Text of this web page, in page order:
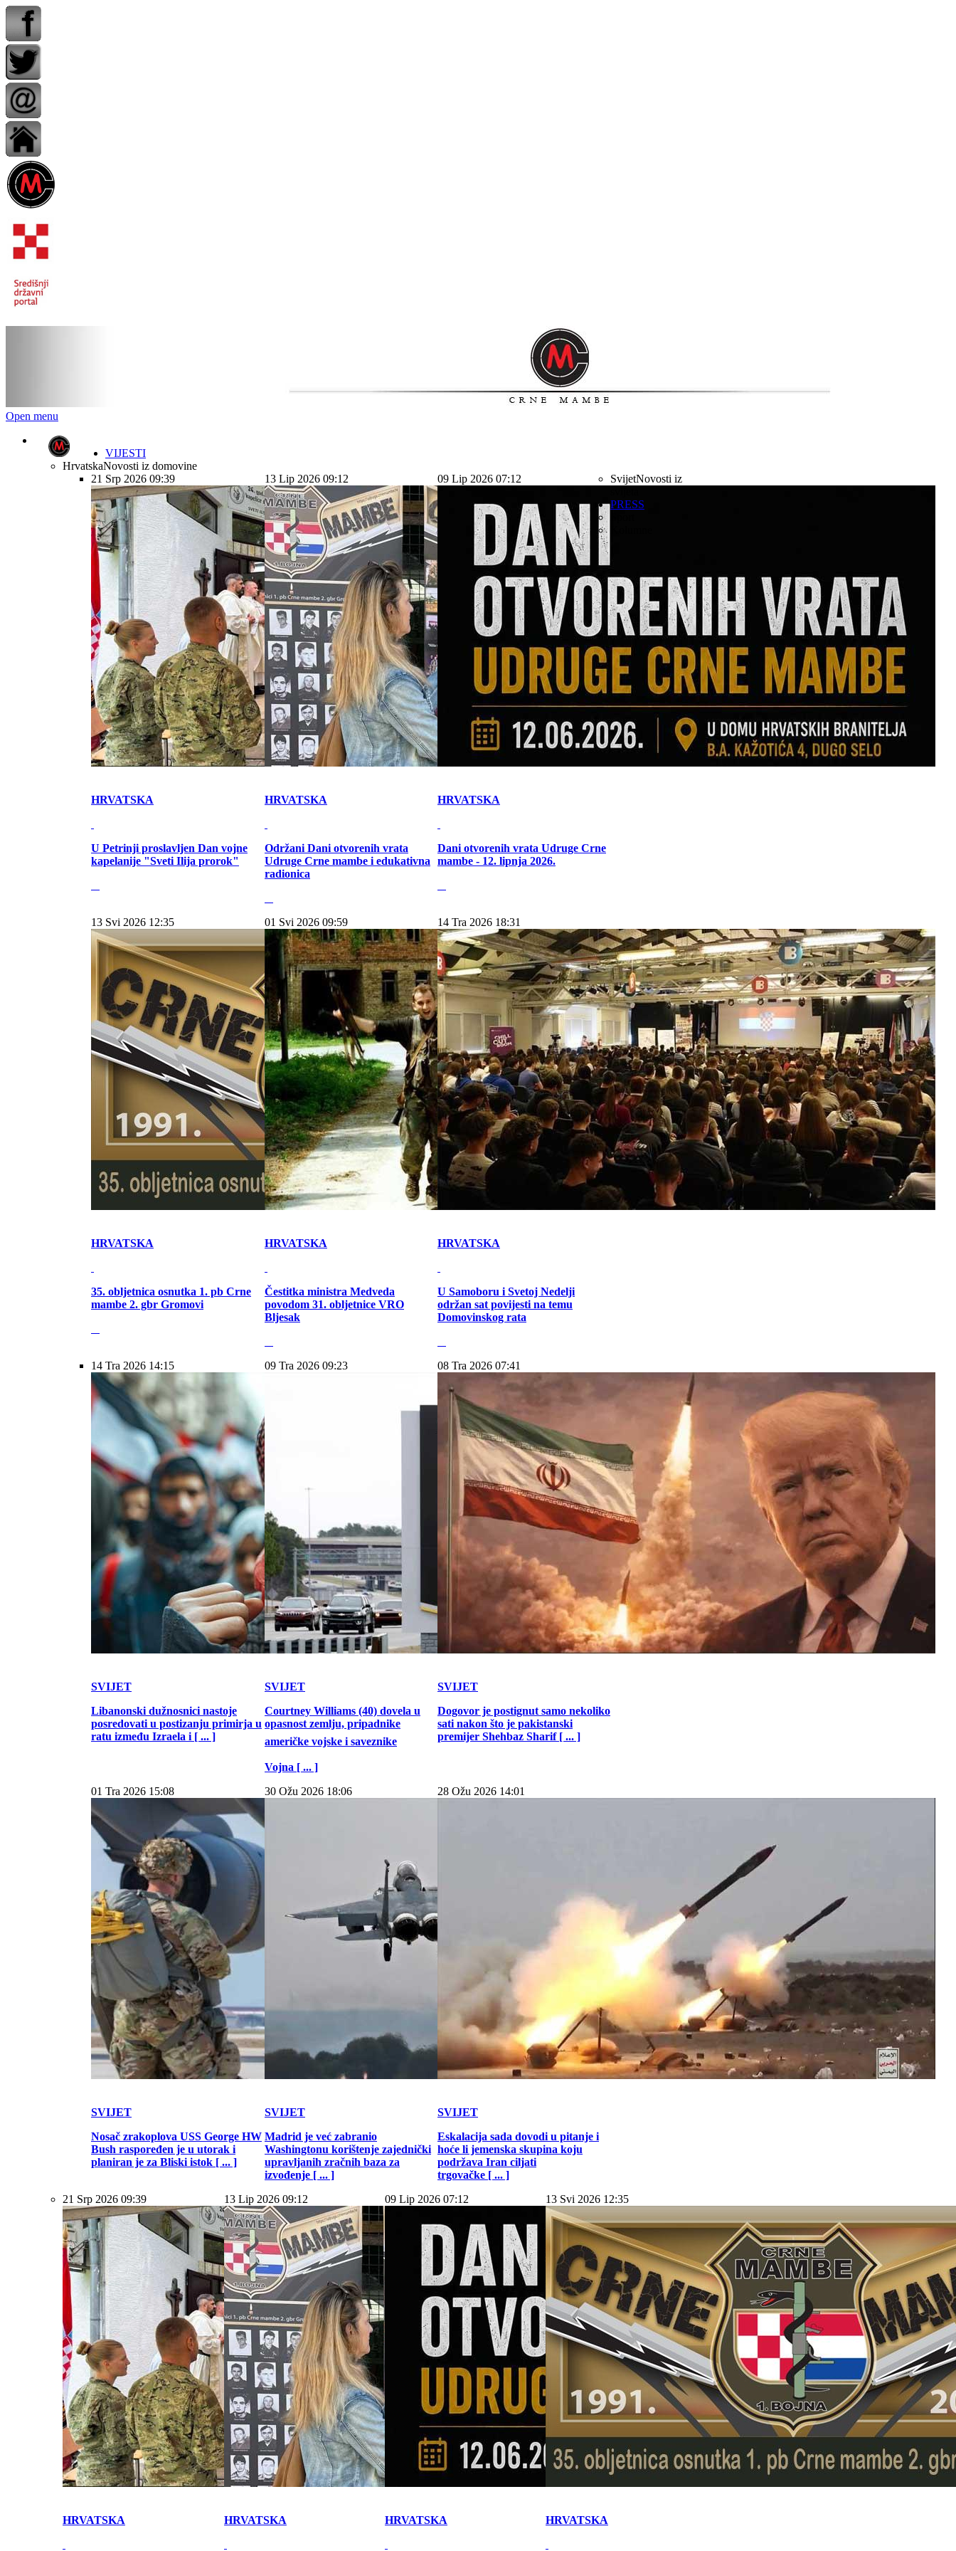
Open menu
VIJESTI
HrvatskaNovosti iz domovine
21 Srp 2026 09:39
HRVATSKA
U Petrinji proslavljen Dan vojne
kapelanije "Sveti Ilija prorok"
13 Lip 2026 09:12
HRVATSKA
Održani Dani otvorenih vrata
Udruge Crne mambe i edukativna
radionica
09 Lip 2026 07:12
HRVATSKA
Dani otvorenih vrata Udruge Crne
mambe - 12. lipnja 2026.
13 Svi 2026 12:35
HRVATSKA
35. obljetnica osnutka 1. pb Crne
mambe 2. gbr Gromovi
01 Svi 2026 09:59
HRVATSKA
Čestitka ministra Medveda
povodom 31. obljetnice VRO
Bljesak
14 Tra 2026 18:31
HRVATSKA
U Samoboru i Svetoj Nedelji
održan sat povijesti na temu
Domovinskog rata
SvijetNovosti iz
14 Tra 2026 14:15
SVIJET
Libanonski dužnosnici nastoje
posredovati u postizanju primirja u
ratu između Izraela i [ ... ]
09 Tra 2026 09:23
SVIJET
Courtney Williams (40) dovela u
opasnost zemlju, pripadnike
američke vojske i saveznike
Vojna [ ... ]
08 Tra 2026 07:41
SVIJET
Dogovor je postignut samo nekoliko
sati nakon što je pakistanski
premijer Shehbaz Sharif [ ... ]
01 Tra 2026 15:08
SVIJET
Nosač zrakoplova USS George HW
Bush raspoređen je u utorak i
planiran je za Bliski istok [ ... ]
30 Ožu 2026 18:06
SVIJET
Madrid je već zabranio
Washingtonu korištenje zajednički
upravljanih zračnih baza za
izvođenje [ ... ]
28 Ožu 2026 14:01
SVIJET
Eskalacija sada dovodi u pitanje i
hoće li jemenska skupina koju
podržava Iran ciljati
trgovačke [ ... ]
21 Srp 2026 09:39
HRVATSKA
13 Lip 2026 09:12
HRVATSKA
09 Lip 2026 07:12
HRVATSKA
13 Svi 2026 12:35
HRVATSKA
PRESS